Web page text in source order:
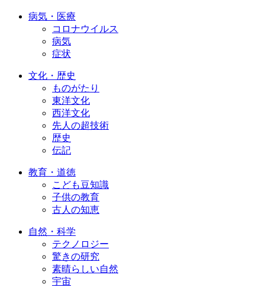
病気・医療
コロナウイルス
病気
症状
文化・歴史
ものがたり
東洋文化
西洋文化
先人の超技術
歴史
伝記
教育・道徳
こども豆知識
子供の教育
古人の知恵
自然・科学
テクノロジー
驚きの研究
素晴らしい自然
宇宙